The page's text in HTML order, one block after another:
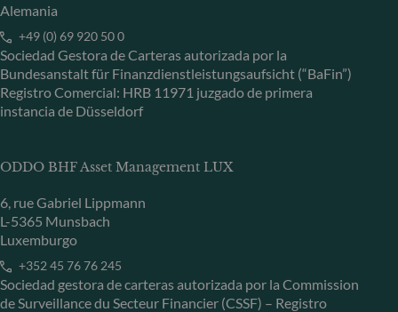
Alemania
+49 (0) 69 920 50 0
Sociedad Gestora de Carteras autorizada por la
Bundesanstalt für Finanzdienstleistungsaufsicht (“BaFin”)
Registro Comercial: HRB 11971 juzgado de primera
instancia de Düsseldorf
ODDO BHF Asset Management LUX
6, rue Gabriel Lippmann
L-5365 Munsbach
Luxemburgo
+352 45 76 76 245
Sociedad gestora de carteras autorizada por la Commission
de Surveillance du Secteur Financier (CSSF) – Registro